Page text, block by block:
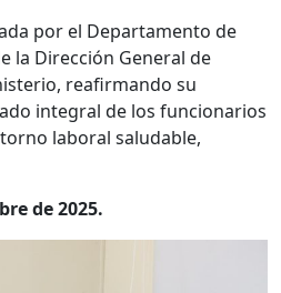
por el Departamento de
la Dirección General de
reafirmando su
integral de los funcionarios
laboral saludable,
de 2025.